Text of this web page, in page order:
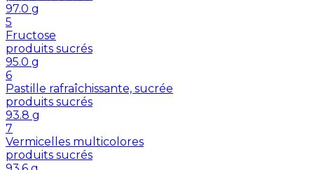
97.0 g
5
Fructose
produits sucrés
95.0 g
6
Pastille rafraîchissante, sucrée
produits sucrés
93.8 g
7
Vermicelles multicolores
produits sucrés